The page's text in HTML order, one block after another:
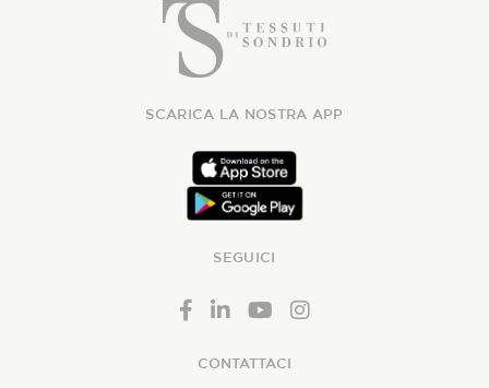
SCARICA LA NOSTRA APP
SEGUICI
CONTATTACI